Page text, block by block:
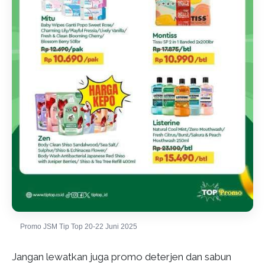
Promo JSM Tip Top 20-22 Juni 2025
Jangan lewatkan juga promo deterjen dan sabun